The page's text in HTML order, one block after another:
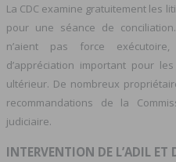
La CDC examine gratuitement les
pour une séance de
n’aient pas force
d’appréciation important pour
ultérieur. De nombreux
recommandations de la
judiciaire.
INTERVENTION DE L’ADIL ET